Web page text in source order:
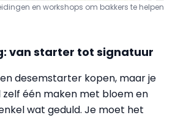
en workshops om bakkers te helpen
van starter tot signatuur
desemstarter kopen, maar je
zelf één maken met bloem en
wat geduld. Je moet het